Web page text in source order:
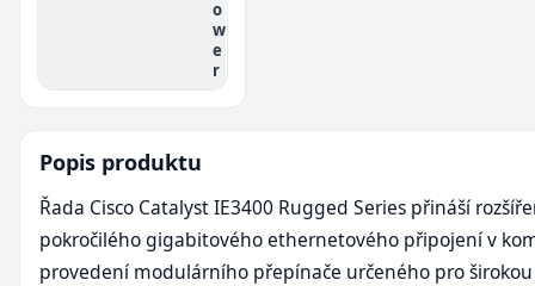
o
w
e
r
Popis produktu
Řada Cisco Catalyst IE3400 Rugged Series přináší
pokročilého gigabitového ethernetového připojení v
provedení modulárního přepínače určeného pro